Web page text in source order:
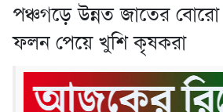
পঞ্চগড়ে উন্নত জাতের
ফলন পেয়ে খুশি কৃষকরা